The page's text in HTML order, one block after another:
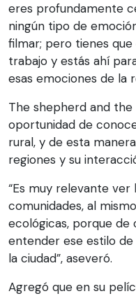
eres profundamente
ningún tipo de
filmar; pero tienes
trabajo y estás ahí
esas emociones de la
The shepherd and
oportunidad de
rural, y de esta
regiones y su
“Es muy relevante ver
comunidades, al
ecológicas, porque
entender ese estilo de
la ciudad”, aseveró.
Agregó que en su